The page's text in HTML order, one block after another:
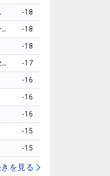
-18
アクシャイ・バティア -18
-18
スコット・ビンセント -17
-16
-16
-16
-15
-15
を見る